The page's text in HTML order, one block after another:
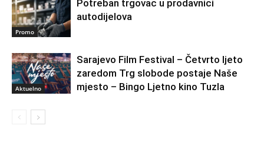
Promo
Potreban trgovac u prodavnici
autodijelova
Aktuelno
Sarajevo Film Festival – Četvrto ljeto
zaredom Trg slobode postaje Naše
mjesto – Bingo Ljetno kino Tuzla